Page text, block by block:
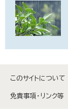
このサイトについて
免責事項・リンク等